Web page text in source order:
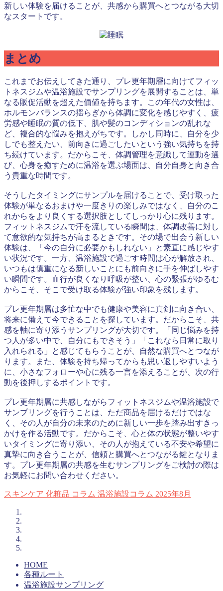
新しい体験を届けることが、共感から購買へとつながる大切
なスタートです。
まとめ
これまでお伝えしてきた通り、プレ更年期層に向けてフィッ
トネスジムや温浴施設でサンプリングを展開することは、単
なる販促活動を超えた価値を持ちます。この年代の女性は、
ホルモンバランスの揺らぎから体調に変化を感じやすく、疲
労感や睡眠の質の低下、肌や髪のコンディションの乱れな
ど、複合的な悩みを抱えがちです。しかし同時に、自分を少
しでも整えたい、前向きに過ごしたいという強い気持ちを持
ち続けています。だからこそ、体調管理を意識して運動を選
び、心身を癒すために温浴を選ぶ場面は、自分自身と向き合
う貴重な時間です。
そうしたタイミングにサンプルを届けることで、受け取った
体験が単なるおまけや一度きりの楽しみではなく、自分のこ
れからをより良くする選択肢としてしっかり心に残ります。
フィットネスジムで汗を流している瞬間は、体調改善に対し
て意欲的な気持ちが高まるときです。その場で出会う新しい
体験は、「今の自分に必要かもしれない」と素直に感じやす
い状況です。一方、温浴施設で過ごす時間は心が解放され、
いつもは慎重になる新しいことにも前向きに手を伸ばしやす
い瞬間です。血行が良くなり呼吸が整い、心の緊張がゆるむ
からこそ、そこで受け取る体験が強い印象を残します。
プレ更年期層は多忙な中でも健康や美容に真剣に向き合い、
将来に備えて今できることを探しています。だからこそ、共
感を軸に寄り添うサンプリングが大切です。「同じ悩みを持
つ人が多い中で、自分にもできそう」「これなら日常に取り
入れられる」と感じてもらうことが、自然な購買へとつなが
ります。また、体験を持ち帰ってからも思い返しやすいよう
に、小さなフォローや心に残る一言を添えることが、次の行
動を後押しするポイントです。
プレ更年期層に共感しながらフィットネスジムや温浴施設で
サンプリングを行うことは、ただ商品を届けるだけではな
く、その人が自分の未来のために新しい一歩を踏み出すきっ
かけを作る活動です。だからこそ、心と体の状態が整いやす
いタイミングに寄り添い、その人が抱えている不安や希望に
真摯に向き合うことが、信頼と購買へとつながる鍵となりま
す。プレ更年期層の共感を生むサンプリングをご検討の際は
お気軽にお問い合わせください。
スキンケア 化粧品 コラム 温浴施設コラム 2025年8月
HOME
各種ルート
温浴施設サンプリング